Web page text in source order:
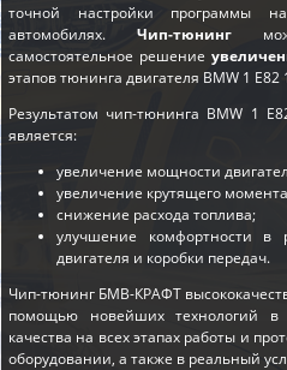
точной настройки программы
автомобилях. Чип-тюнинг
самостоятельное решение
этаповтюнинга двигателя BMW 1 E82
Результатом чип-тюнинга BMW 1
является:
увеличение мощности
увеличение крутящего
снижение расхода топлива;
улучшение комфортности в
двигателя и коробки передач.
Чип-тюнинг БМВ-КРАФТ
помощью новейших технологий в
качества на всех этапах работы и
оборудовании, а также в реальный